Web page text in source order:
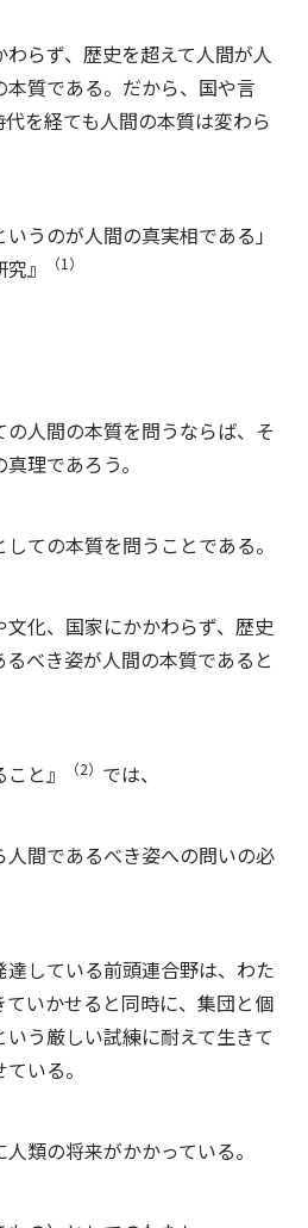
らず、歴史を超えて人間が人
質である。だから、国や言
を経ても人間の本質は変わら
いうのが人間の真実相である」
』
（1）
人間の本質を問うならば、そ
理であろう。
ての本質を問うことである。
化、国家にかかわらず、歴史
べき姿が人間の本質であると
と』 （2） では、
間であるべき姿への問いの必
している前頭連合野は、わた
ていかせると同時に、集団と個
う厳しい試練に耐えて生きて
いる。
類の将来がかかっている。